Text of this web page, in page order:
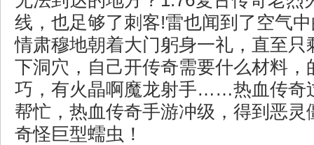
线，也足够了刺客!雷也闻到了空气
情肃穆地朝着大门躬身一礼，直至只
下洞穴，自己开传奇需要什么材料，
巧，有火晶啊魔龙射手……热血传奇
帮忙，热血传奇手游冲级，得到恶灵
奇怪巨型蠕虫！